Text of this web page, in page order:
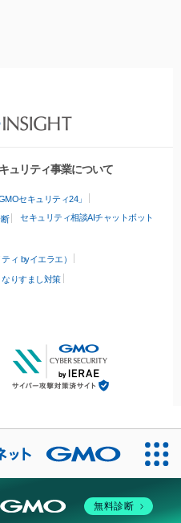
ュリティ事業について
セキュリティ24」
セキュリティ相談AIチャットボット
ィ byイエラエ）
なりすまし対策
無料診断